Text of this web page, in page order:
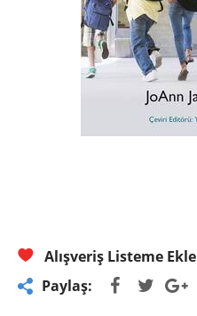
Alışveriş Listeme Ekle
Paylaş: